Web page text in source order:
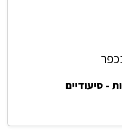
- סיעודיים